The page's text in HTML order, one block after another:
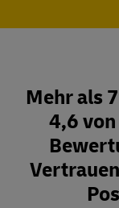
Mehr als
4,6